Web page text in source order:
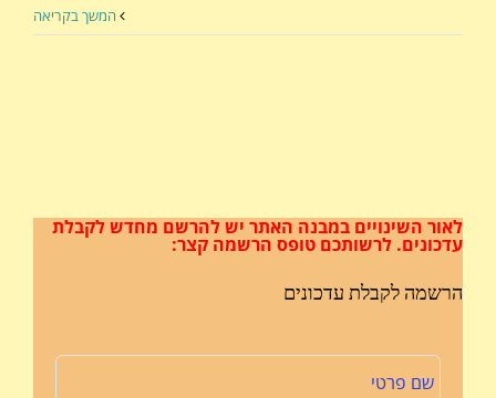
המשך בקריאה
לאור השינויים במבנה האתר יש להרשם מחדש לקבלת
עדכונים. לרשותכם טופס הרשמה קצר:
הרשמה לקבלת עדכונים